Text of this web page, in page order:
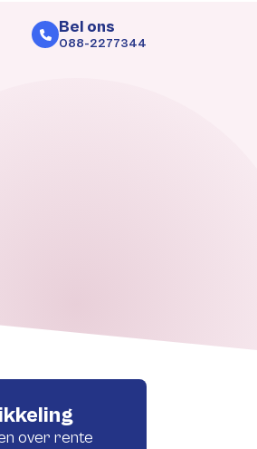
Bel ons
088-2277344
over rente